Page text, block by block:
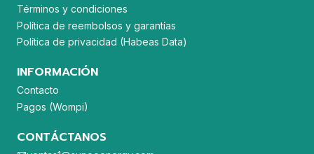
Términos y condiciones
Política de reembolsos y garantías
Política de privacidad (Habeas Data)
INFORMACIÓN
Contacto
Pagos (Wompi)
CONTÁCTANOS